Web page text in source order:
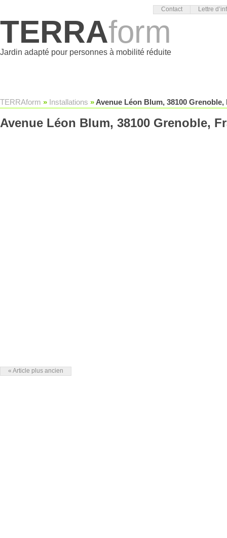
Contact Lettre
TERRAform
Jardin adapté pour personnes à mobilité réduite
TERRAform » Installations » Avenue Léon Blum, 38100 Grenoble,
Avenue Léon Blum, 38100 Grenoble,
« Article plus ancien